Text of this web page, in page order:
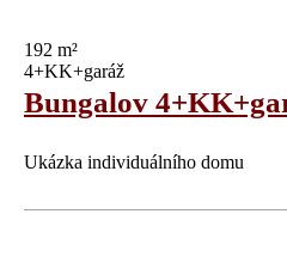
192 m²
4+KK+garáž
Bungalov
Ukázka individuálního domu